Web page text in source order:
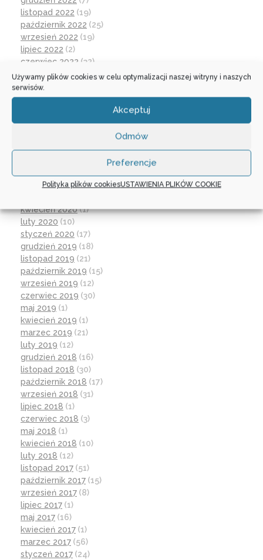
Używamy plików cookies w celu optymalizacji naszej witryny i naszych
serwisów.
Akceptuj
Odmów
Preferencje
Polityka plików cookiesUSTAWIENIA PLIKÓW COOKIE
listopad 2022 (19)
październik 2022 (25)
wrzesień 2022 (19)
lipiec 2022 (2)
czerwiec 2022 (32)
maj 2022(14)
kwiecień 2022
marzec 2022(16)
wrzesień 2021(28)
lipiec 2021(2)
czerwiec 2020(19)
kwiecień 2020(1)
luty 2020 (10)
styczeń 2020 (17)
grudzień 2019 (18)
listopad 2019 (21)
październik 2019 (15)
wrzesień 2019 (12)
czerwiec 2019 (30)
maj 2019 (1)
kwiecień 2019 (1)
marzec 2019 (21)
luty 2019 (12)
grudzień 2018 (16)
listopad 2018 (30)
październik 2018 (17)
wrzesień 2018 (31)
lipiec 2018 (1)
czerwiec 2018 (3)
maj 2018 (1)
kwiecień 2018 (10)
luty 2018 (12)
listopad 2017 (51)
październik 2017 (15)
wrzesień 2017 (8)
lipiec 2017 (1)
maj 2017 (16)
kwiecień 2017 (1)
marzec 2017 (56)
styczeń 2017 (24)